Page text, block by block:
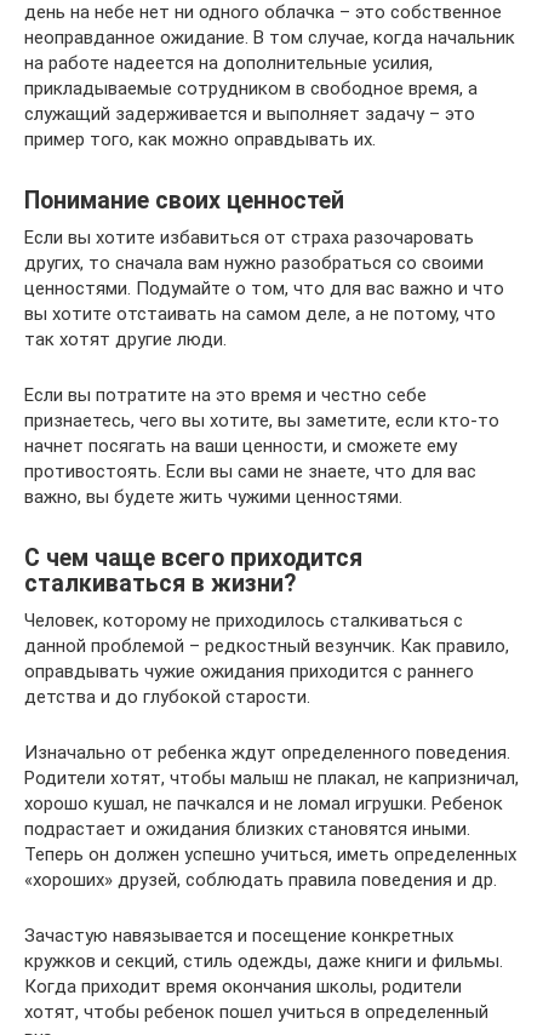
день на небе нет ни одного облачка – это собственное
неоправданное ожидание. В том случае, когда начальник
на работе надеется на дополнительные усилия,
прикладываемые сотрудником в свободное время, а
служащий задерживается и выполняет задачу – это
пример того, как можно оправдывать их.
Понимание своих ценностей
Если вы хотите избавиться от страха разочаровать
других, то сначала вам нужно разобраться со своими
ценностями. Подумайте о том, что для вас важно и что
вы хотите отстаивать на самом деле, а не потому, что
так хотят другие люди.
Если вы потратите на это время и честно себе
признаетесь, чего вы хотите, вы заметите, если кто-то
начнет посягать на ваши ценности, и сможете ему
противостоять. Если вы сами не знаете, что для вас
важно, вы будете жить чужими ценностями.
С чем чаще всего приходится
сталкиваться в жизни?
Человек, которому не приходилось сталкиваться с
данной проблемой – редкостный везунчик. Как правило,
оправдывать чужие ожидания приходится с раннего
детства и до глубокой старости.
Изначально от ребенка ждут определенного поведения.
Родители хотят, чтобы малыш не плакал, не капризничал,
хорошо кушал, не пачкался и не ломал игрушки. Ребенок
подрастает и ожидания близких становятся иными.
Теперь он должен успешно учиться, иметь определенных
«хороших» друзей, соблюдать правила поведения и др.
Зачастую навязывается и посещение конкретных
кружков и секций, стиль одежды, даже книги и фильмы.
Когда приходит время окончания школы, родители
хотят, чтобы ребенок пошел учиться в определенный